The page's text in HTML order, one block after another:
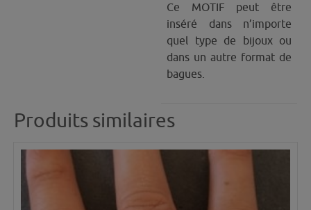
Ce MOTIF peut être
inséré dans n’importe
quel type de bijoux ou
dans un autre format de
bagues.
Produits similaires